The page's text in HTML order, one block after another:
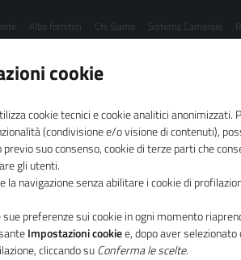
Albo fornitori Chi Siamo Sistema Camerale
per il sistema camerale
obbligatoria entro l’11
cookie
cookie tecnici e cookie analitici anonimizzati.
(condivisione e/o visione di contenuti),
suo consenso, cookie di terze parti che
gli utenti.
la navigazione senza abilitare i cookie di
preferenze sui cookie in ogni momento
Impostazioni cookiee, dopo aver
cliccando suConferma le scelte.